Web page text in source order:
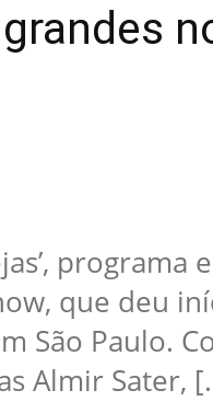
programa
que deu
São Paulo.
Almir Sater,